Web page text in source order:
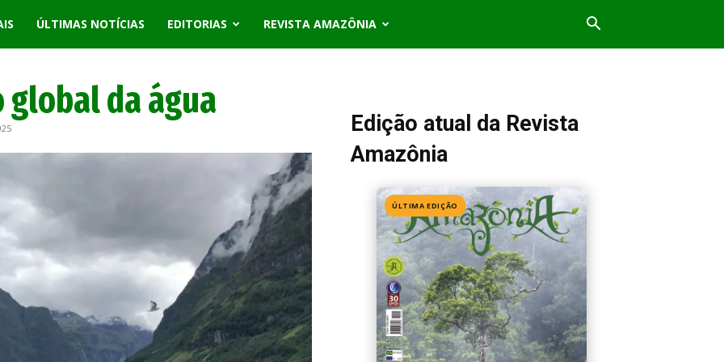
ÚLTIMAS NOTÍCIAS EDITORIAS REVISTA AMAZÔNIA
global da água
Edição atual da Revista
Amazônia
ÚLTIMA EDIÇÃO